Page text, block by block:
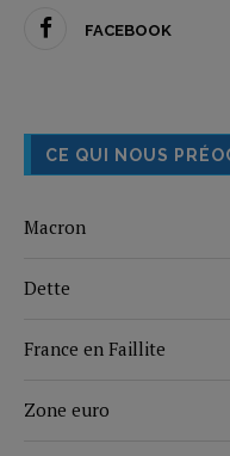
FACEBOOK
CE QUI NOUS
Macron
Dette
France en Faillite
Zone euro